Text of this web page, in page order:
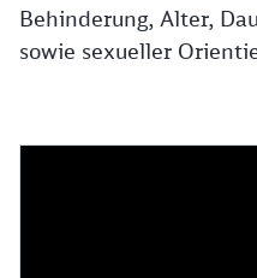
Behinderung, Alter,
sowie sexueller